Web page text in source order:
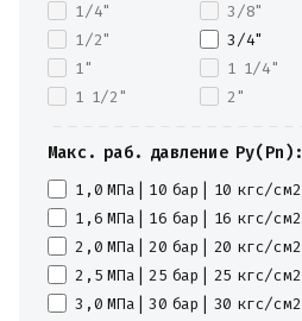
1/4"
3/8"
1/2"
3/4"
1"
1 1/4"
1 1/2"
2"
Макс. раб. давление Ру(Pn):
1,0 МПа| 10 бар| 10 кгс/см2
1,6 МПа| 16 бар| 16 кгс/см2
2,0 МПа| 20 бар| 20 кгс/см2
2,5 МПа| 25 бар| 25 кгс/см2
3,0 МПа| 30 бар| 30 кгс/см2